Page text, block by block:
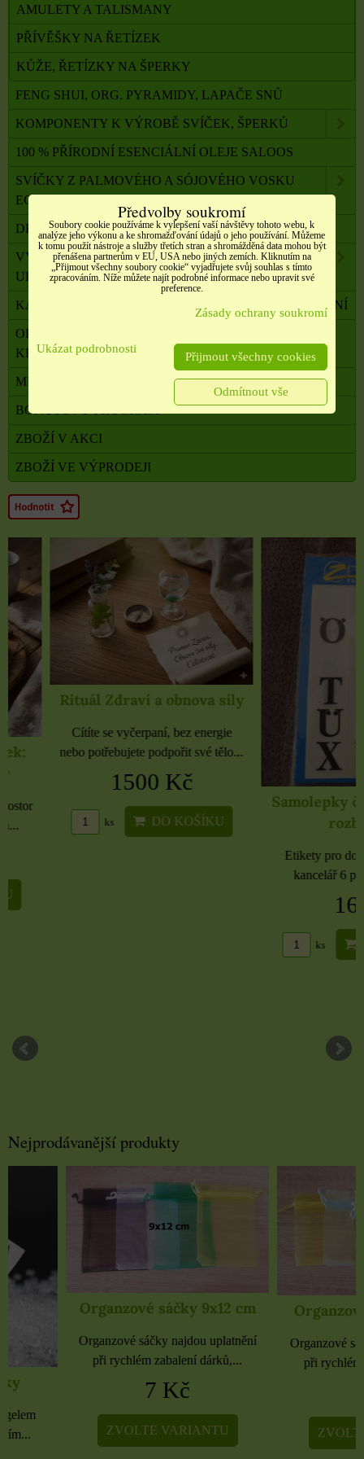
AMULETY A TALISMANY
PŘÍVĚŠKY NA ŘETÍZEK
KŮŽE, ŘETÍZKY NA ŠPERKY
FENG SHUI, ORG. PYRAMIDY, LAPAČE SNŮ
KOMPONENTY K VÝROBĚ SVÍČEK, ŠPERKŮ
100 % PŘÍRODNÍ ESENCIÁLNÍ OLEJE SALOOS
SVÍČKY Z PALMOVÉHO A SÓJOVÉHO VOSKU
ECO
DRAHÉ A LÉČIVÉ KAMENY
VYKUŘOVADLA, VONNÉ TYČINKY A ŠIŠKY,
UHLÍKY
KADIDELNICE, PÍCKY, AROMALAMPY, VYKUŘOVÁNÍ
OBALOVÝ MATERIÁL, SATÉNOVÉ MAŠLE, SÁČKY,
KRABIČKY,
MILADA TERAPEUTKA DUŠE A TĚLA
BONUSOVÝ PROGRAM
ZBOŽÍ V AKCI
ZBOŽÍ VE VÝPRODEJI
Rituál Zdraví a obnova síly
Cítíte se vyčerpaní, bez energie
nebo potřebujete podpořit své tělo...
1500 Kč
DO KOŠÍKU
Samolepky černé
rozbaleno
Etikety pro
kancelář 6 použitých
16 Kč
DO
Nejprodávanější produkty
Organzové sáčky 9x12 cm
Organzové sáčky najdou uplatnění
při rychlém zabalení dárků,...
ZVOLTE VARIANTU
Organzové sáčky
Organzové sáčky najdou
při rychlém zabalení
ZVOLTE
Předvolby soukromí
Soubory cookie používáme k vylepšení vaší návštěvy tohoto webu, k
analýze jeho výkonu a ke shromažďování údajů o jeho používání. Můžeme
k tomu použít nástroje a služby třetích stran a shromážděná data mohou být
přenášena partnerům v EU, USA nebo jiných zemích. Kliknutím na
„Přijmout všechny soubory cookie“ vyjadřujete svůj souhlas s tímto
zpracováním. Níže můžete najít podrobné informace nebo upravit své
preference.
Zásady ochrany soukromí
Ukázat podrobnosti
Přijmout všechny cookies
Odmítnout vše